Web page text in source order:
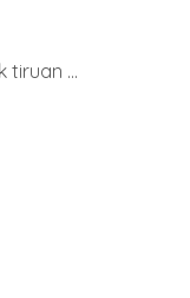
tiruan ...